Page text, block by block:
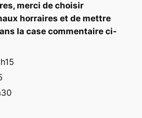
merci de choisir
horraires et de mettre
la case commentaire ci-